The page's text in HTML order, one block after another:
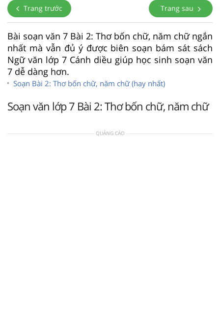
Trang trước Trang sau
Bài soạn văn 7 Bài 2: Thơ bốn chữ, năm chữ ngắn
nhất mà vẫn đủ ý được biên soạn bám sát sách
Ngữ văn lớp 7 Cánh diều giúp học sinh soạn văn
7 dễ dàng hơn.
Soạn Bài 2: Thơ bốn chữ, năm chữ (hay nhất)
Soạn văn lớp 7 Bài 2: Thơ bốn chữ, năm chữ
QUẢNG CÁO